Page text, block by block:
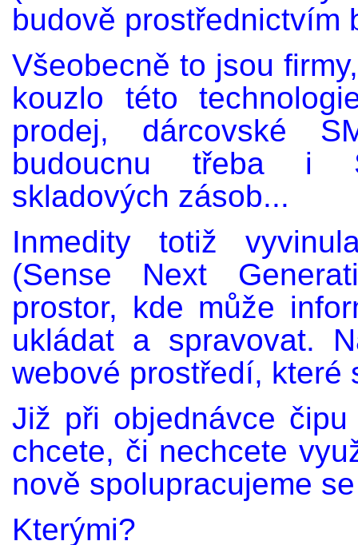
budově prostřednictvím
Všeobecně to jsou
kouzlo této
prodej, dárcovské
budoucnu třeba i
skladových zásob...
Inmedity totiž
(Sense Next
prostor, kde může
ukládat a spravovat.
webové prostředí, které
Již při objednávce
chcete, či nechcete
nově spolupracujeme
Kterými?